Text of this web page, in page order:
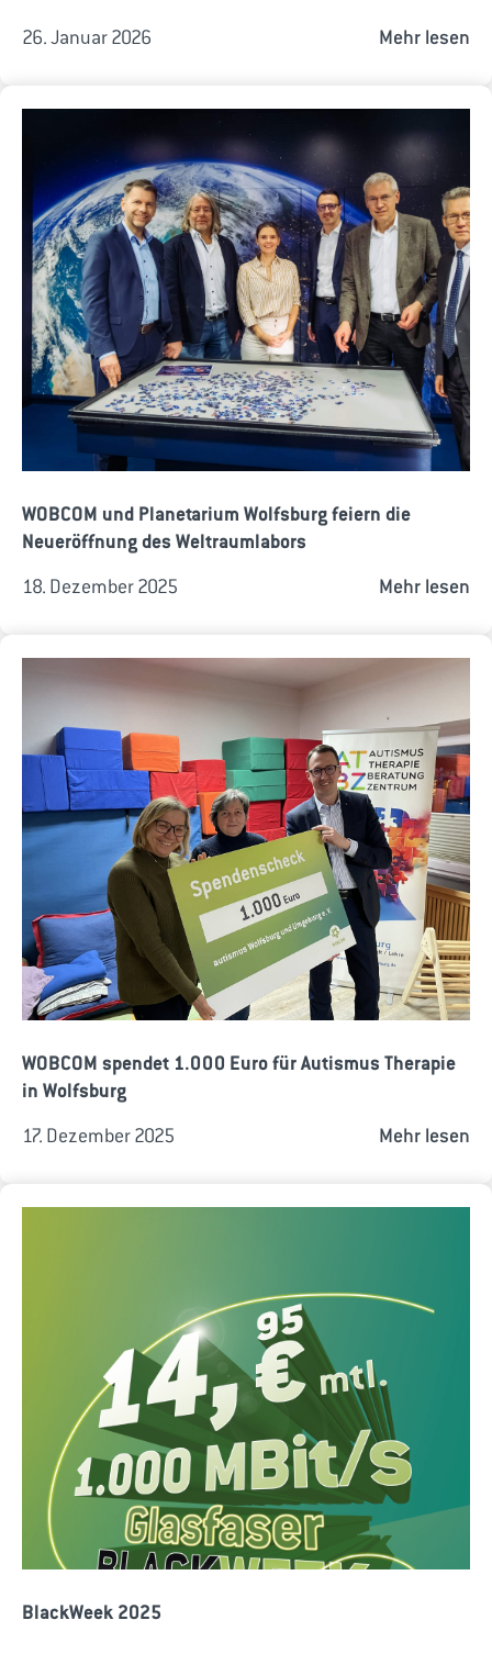
26. Januar 2026 Mehr lesen
WOBCOM und Planetarium Wolfsburg feiern die
Neueröffnung des Weltraumlabors
18. Dezember 2025 Mehr lesen
WOBCOM spendet 1.000 Euro für Autismus Therapie
in Wolfsburg
17. Dezember 2025 Mehr lesen
BlackWeek 2025